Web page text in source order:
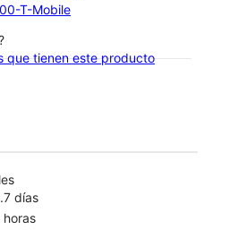
T-Mobile
que tienen este producto
días
horas